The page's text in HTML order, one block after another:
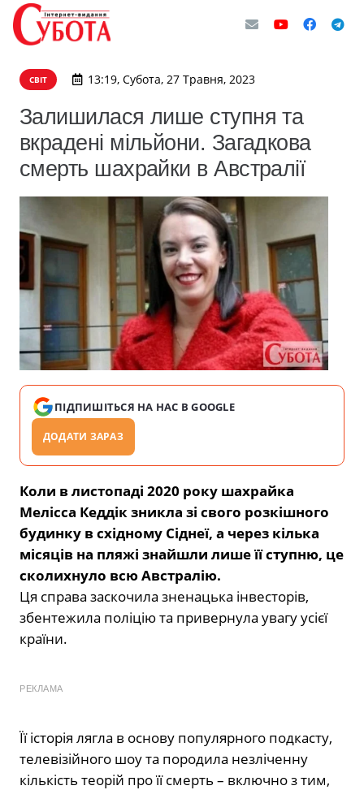
СВІТ 13:19, Субота, 27 Травня, 2023
Залишилася лише ступня та
вкрадені мільйони. Загадкова
смерть шахрайки в Австралії
ПІДПИШІТЬСЯ НА НАС В GOOGLE
ДОДАТИ ЗАРАЗ
Коли в листопаді 2020 року шахрайка
Мелісса Кеддік зникла зі свого розкішного
будинку в східному Сіднеї, а через кілька
місяців на пляжі знайшли лише її ступню, це
сколихнуло всю Австралію.
Ця справа заскочила зненацька інвесторів,
збентежила поліцію та привернула увагу усієї
країни.
РЕКЛАМА
Її історія лягла в основу популярного подкасту,
телевізійного шоу та породила незліченну
кількість теорій про її смерть – включно з тим,